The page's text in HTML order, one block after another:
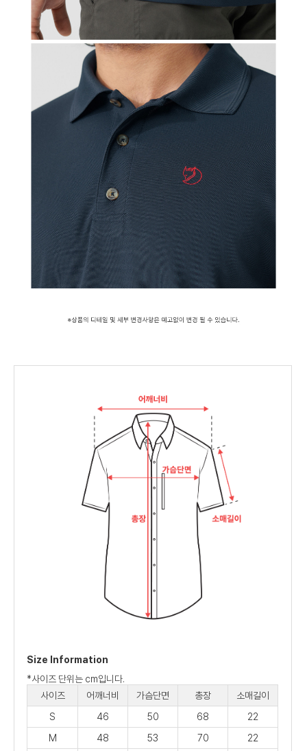
Size Information
*사이즈 단위는 cm입니다.
사이즈
어깨너비 가슴단면 총장
소매길이
S
46 50 68
22
M
48 53 70 22